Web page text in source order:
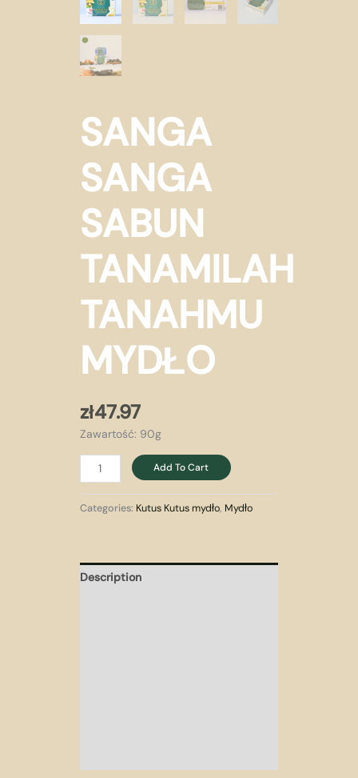
SANGA
SANGA
SABUN
TANAMILAH
TANAHMU
MYDŁO
zł47.97
Zawartość: 90g
Add To Cart
Categories: Kutus Kutus mydło, Mydło
Description